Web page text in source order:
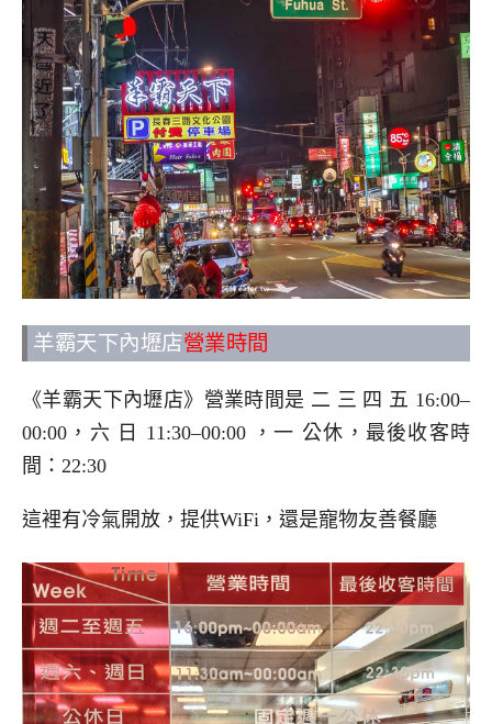
羊霸天下內壢店營業時間
《羊霸天下內壢店》營業時間是 二 三 四 五 16:00–
00:00，六 日 11:30–00:00 ，一 公休，最後收客時
間：22:30
這裡有冷氣開放，提供WiFi，還是寵物友善餐廳